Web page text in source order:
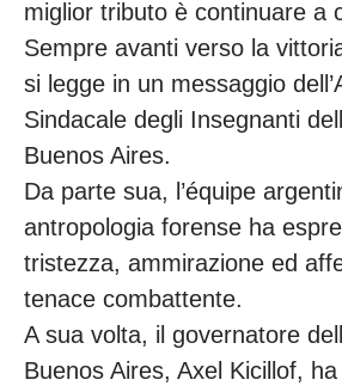
miglior tributo è continuare a
Sempre avanti verso la
si legge in un messaggio
Sindacale degli Insegnanti
Buenos Aires.
Da parte sua, l’équipe
antropologia forense ha
tristezza, ammirazione ed
tenace combattente.
A sua volta, il governatore
Buenos Aires, Axel Kicillof,